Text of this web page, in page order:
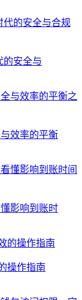
的安全与
效率的平衡
影响到账时
操作指南